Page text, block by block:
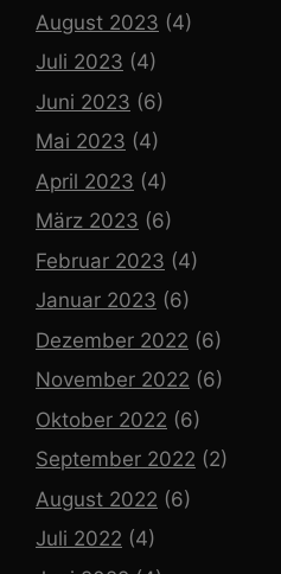
August 2023 (4)
Juli 2023 (4)
Juni 2023 (6)
Mai 2023 (4)
April 2023 (4)
März 2023 (6)
Februar 2023 (4)
Januar 2023 (6)
Dezember 2022 (6)
November 2022 (6)
Oktober 2022 (6)
September 2022 (2)
August 2022 (6)
Juli 2022 (4)